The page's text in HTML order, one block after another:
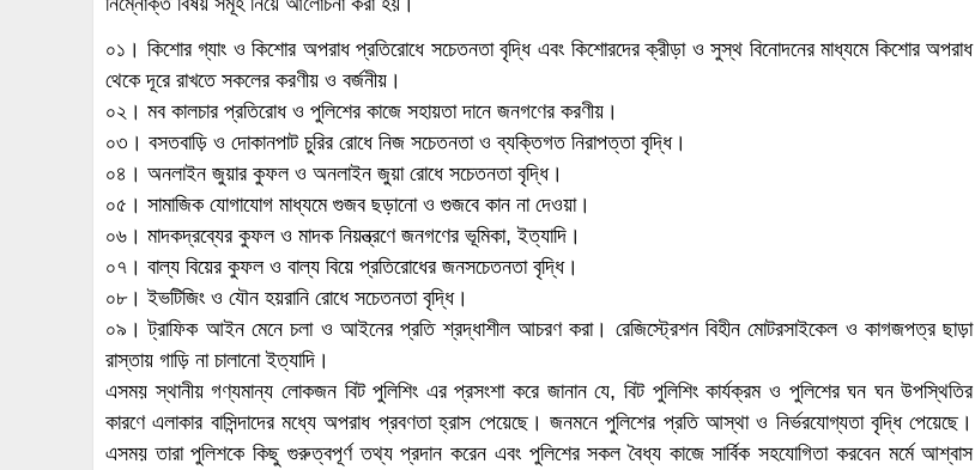
০১। কিশোর গ্যাং ও কিশোর অপরাধ প্রতিরোধে সচেতনতা বৃদ্ধি এবং কিশোরদের ক্রীড়া ও সুস্থ বিনোদনের মাধ্যমে কিশোর অপরাধ
থেকে দূরে রাখতে সকলের করণীয় ও বর্জনীয়।
০২। মব কালচার প্রতিরোধ ও পুলিশের কাজে সহায়তা দানে জনগণের করণীয়।
০৩। বসতবাড়ি ও দোকানপাট চুরির রোধে নিজ সচেতনতা ও ব্যক্তিগত নিরাপত্তা বৃদ্ধি।
০৪। অনলাইন জুয়ার কুফল ও অনলাইন জুয়া রোধে সচেতনতা বৃদ্ধি।
০৫। সামাজিক যোগাযোগ মাধ্যমে গুজব ছড়ানো ও গুজবে কান না দেওয়া।
০৬। মাদকদ্রব্যের কুফল ও মাদক নিয়ন্ত্রণে জনগণের ভূমিকা, ইত্যাদি।
০৭। বাল্য বিয়ের কুফল ও বাল্য বিয়ে প্রতিরোধের জনসচেতনতা বৃদ্ধি।
০৮। ইভটিজিং ও যৌন হয়রানি রোধে সচেতনতা বৃদ্ধি।
০৯। ট্রাফিক আইন মেনে চলা ও আইনের প্রতি শ্রদ্ধাশীল আচরণ করা। রেজিস্ট্রেশন বিহীন মোটরসাইকেল ও কাগজপত্র ছাড়া
রাস্তায় গাড়ি না চালানো ইত্যাদি।
এসময় স্থানীয় গণ্যমান্য লোকজন বিট পুলিশিং এর প্রসংশা করে জানান যে, বিট পুলিশিং কার্যক্রম ও পুলিশের ঘন ঘন উপস্থিতির
কারণে এলাকার বাসিন্দাদের মধ্যে অপরাধ প্রবণতা হ্রাস পেয়েছে। জনমনে পুলিশের প্রতি আস্থা ও নির্ভরযোগ্যতা বৃদ্ধি পেয়েছে।
এসময় তারা পুলিশকে কিছু গুরুত্বপূর্ণ তথ্য প্রদান করেন এবং পুলিশের সকল বৈধ্য কাজে সার্বিক সহযোগিতা করবেন মর্মে আশ্বাস